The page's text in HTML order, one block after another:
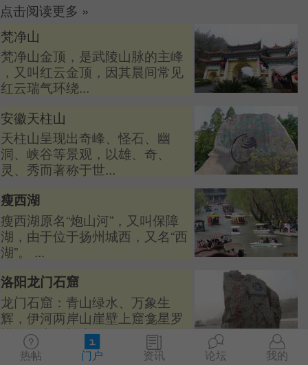
点击阅读更多 »
梵净山
梵净山金顶，是武陵山脉的主峰
，又叫红云金顶，因其晨间常见
红云瑞气环绕...
安徽天柱山
天柱山呈现出奇峰、怪石、幽
洞、峡谷等景观，以雄、奇、
灵、秀而著称于世...
瘦西湖
瘦西湖原名“炮山河”，又叫保障
湖，由于位于扬州城西，又名“西
湖”。 ...
洛阳龙门石窟
龙门石窟：青山绿水、万象生
辉，伊河两岸山崖壁上窟龛星罗
棋布、密如蜂房 ...
热帖 门户 资讯 论坛 我的